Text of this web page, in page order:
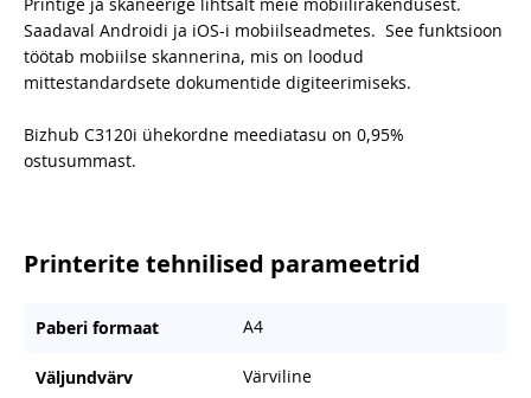
Saadaval Androidi ja iOS-i mobiilseadmetes. See funktsioon
töötab mobiilse skannerina, mis on loodud
mittestandardsete dokumentide digiteerimiseks.
Bizhub C3120i ühekordne meediatasu on 0,95%
ostusummast.
Printerite tehnilised parameetrid
Paberi formaat A4
Väljundvärv Värviline